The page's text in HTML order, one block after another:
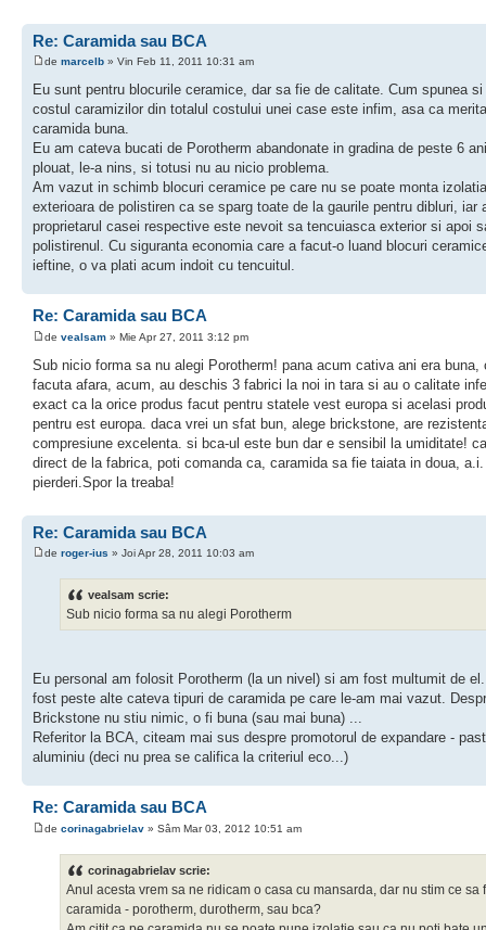
Re: Caramida sau BCA
de marcelb » Vin Feb 11, 2011 10:31 am
Eu sunt pentru blocurile ceramice, dar sa fie de calitate. Cum spunea
costul caramizilor din totalul costului unei case este infim, asa ca
caramida buna.
Eu am cateva bucati de Porotherm abandonate in gradina de peste 6
plouat, le-a nins, si totusi nu au nicio problema.
Am vazut in schimb blocuri ceramice pe care nu se poate monta izolatia
exterioara de polistiren ca se sparg toate de la gaurile pentru dibluri, iar
proprietarul casei respective este nevoit sa tencuiasca exterior si apoi
polistirenul. Cu siguranta economia care a facut-o luand blocuri
ieftine, o va plati acum indoit cu tencuitul.
Re: Caramida sau BCA
de vealsam » Mie Apr 27, 2011 3:12 pm
Sub nicio forma sa nu alegi Porotherm! pana acum cativa ani era buna,
facuta afara, acum, au deschis 3 fabrici la noi in tara si au o calitate
exact ca la orice produs facut pentru statele vest europa si acelasi
pentru est europa. daca vrei un sfat bun, alege brickstone, are
compresiune excelenta. si bca-ul este bun dar e sensibil la umiditate!
direct de la fabrica, poti comanda ca, caramida sa fie taiata in doua,
pierderi.Spor la treaba!
Re: Caramida sau BCA
de roger-ius » Joi Apr 28, 2011 10:03 am
vealsam scrie:
Sub nicio forma sa nu alegi Porotherm
Eu personal am folosit Porotherm (la un nivel) si am fost multumit de
fost peste alte cateva tipuri de caramida pe care le-am mai vazut.
Brickstone nu stiu nimic, o fi buna (sau mai buna) ...
Referitor la BCA, citeam mai sus despre promotorul de expandare -
aluminiu (deci nu prea se califica la criteriul eco...)
Re: Caramida sau BCA
de corinagabrielav » Sâm Mar 03, 2012 10:51 am
corinagabrielav scrie:
Anul acesta vrem sa ne ridicam o casa cu mansarda, dar nu stim ce sa
caramida - porotherm, durotherm, sau bca?